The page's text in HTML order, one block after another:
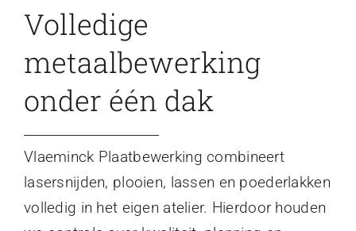
Volledige
metaalbewerking
onder één dak
Vlaeminck Plaatbewerking combineert
lasersnijden, plooien, lassen en poederlakken
volledig in het eigen atelier. Hierdoor houden